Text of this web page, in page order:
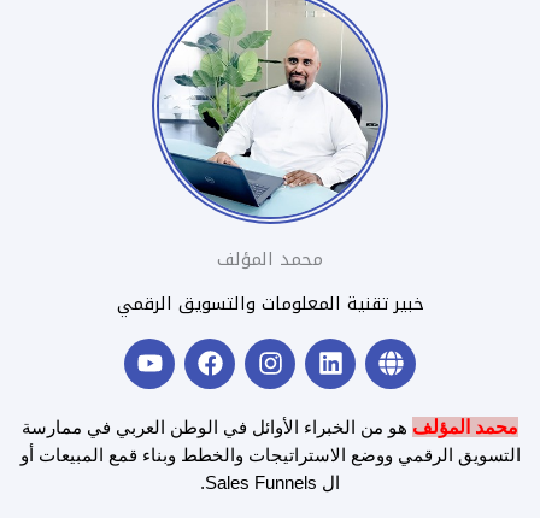
محمد المؤلف
خبير تقنية المعلومات والتسويق الرقمي
G
l
b
e
L
i
k
e
d
i
I
n
t
a
g
F
a
e
b
o
Y
o
t
u
محمد المؤلف هو من الخبراء الأوائل في الوطن العربي في ممارسة
التسويق الرقمي ووضع الاستراتيجات والخطط وبناء قمع المبيعات أو
ال Sales Funnels.